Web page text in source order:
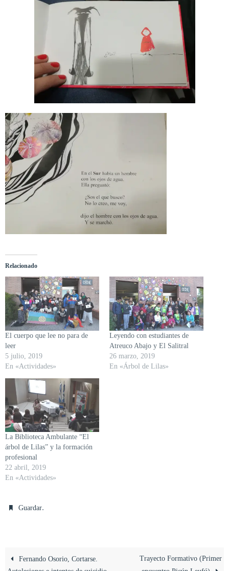
Relacionado
El cuerpo que lee no para de
leer
5 julio, 2019
En «Actividades»
Leyendo con estudiantes de
Atreuco Abajo y El Salitral
26 marzo, 2019
En «Árbol de Lilas»
La Biblioteca Ambulante “El
árbol de Lilas” y la formación
profesional
22 abril, 2019
En «Actividades»
Guardar.
Fernando Osorio, Cortarse.
Trayecto Formativo (Primer